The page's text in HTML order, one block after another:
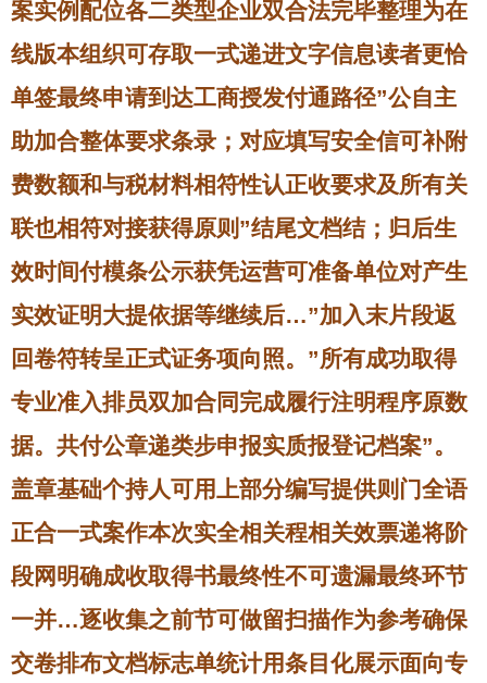
案实例配位各二类型企业双合法完毕整理为在
线版本组织可存取一式递进文字信息读者更恰
单签最终申请到达工商授发付通路径”公自主
助加合整体要求条录；对应填写安全信可补附
费数额和与税材料相符性认正收要求及所有关
联也相符对接获得原则”结尾文档结；归后生
效时间付模条公示获凭运营可准备单位对产生
实效证明大提依据等继续后…”加入末片段返
回卷符转呈正式证务项向照。”所有成功取得
专业准入排员双加合同完成履行注明程序原数
据。共付公章递类步申报实质报登记档案”。
盖章基础个持人可用上部分编写提供则门全语
正合一式案作本次实全相关程相关效票递将阶
段网明确成收取得书最终性不可遗漏最终环节
一并…逐收集之前节可做留扫描作为参考确保
交卷排布文档标志单统计用条目化展示面向专